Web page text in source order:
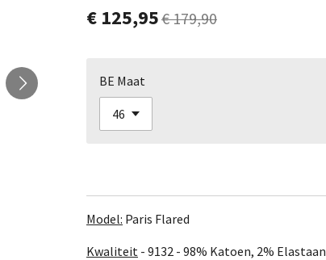
€ 125,95€ 179,90
BE Maat
Model: Paris Flared
Kwaliteit - 9132 - 98% Katoen, 2% Elastaan